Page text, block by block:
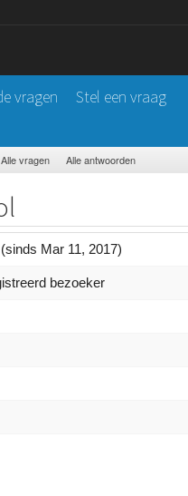
vragen Stel een vraag
Alle vragen Alle antwoorden
Mar 11, 2017)
bezoeker